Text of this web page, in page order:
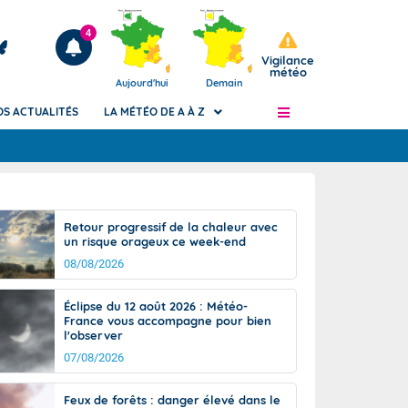
Articles
4
Aujourd'hui Demain
Vigilance
météo
de
Phénomènes dangereux de J+2 à J+7
Avertissement pluies intenses à l'échelle
des communes (Apic)
Bulletins Marine
Bulletins d'estimation du risque
d'avalanche
Météo des forêts
Vigicrues
ACTUALITÉS LA MÉTÉO DE A À Z
Retour progressif de la chaleur avec
un risque orageux ce week-end
08/08/2026
Éclipse du 12 août 2026 : Météo-
France vous accompagne pour bien
l'observer
07/08/2026
Feux de forêts : danger élevé dans le